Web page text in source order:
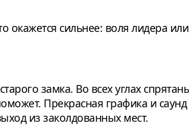
окажется сильнее: воля лидера
замка. Во всех углах
Прекрасная графика и
из заколдованных мест.